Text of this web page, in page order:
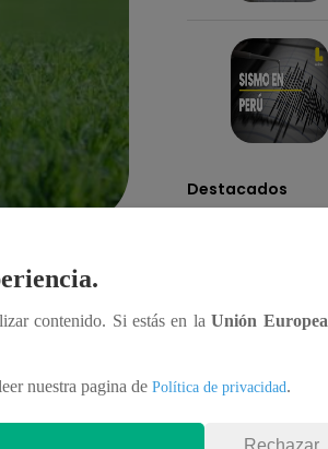
de Latina
Destacados
contenido. Si estás en laUnión Europea
nuestra pagina de Política de privacidad.
Rechazar